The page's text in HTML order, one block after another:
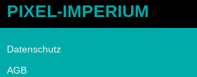
PIXEL-IMPERIUM
Datenschutz
AGB